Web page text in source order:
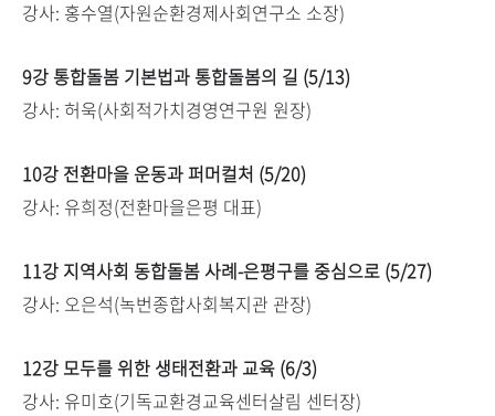
강사: 홍수열(자원순환경제사회연구소 소장)
9강 통합돌봄 기본법과 통합돌봄의 길 (5/13)
강사: 허욱(사회적가치경영연구원 원장)
10강 전환마을 운동과 퍼머컬처 (5/20)
강사: 유희정(전환마을은평 대표)
11강 지역사회 동합돌봄 사례-은평구를 중심으로 (5/27)
강사: 오은석(녹번종합사회복지관 관장)
12강 모두를 위한 생태전환과 교육 (6/3)
강사: 유미호(기독교환경교육센터살림 센터장)